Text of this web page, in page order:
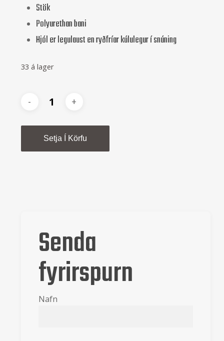
Stök
Polyurethan bani
Hjól er legulaust en ryðfríar kúlulegur í snúning
33 á lager
Setja Í Körfu
Senda
fyrirspurn
Nafn